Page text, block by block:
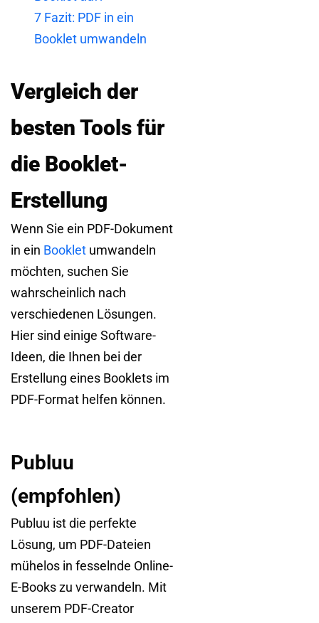
7 Fazit: PDF in ein
Booklet umwandeln
Vergleich der
besten Tools für
die Booklet-
Erstellung
Wenn Sie ein PDF-Dokument
in ein Booklet umwandeln
möchten, suchen Sie
wahrscheinlich nach
verschiedenen Lösungen.
Hier sind einige Software-
Ideen, die Ihnen bei der
Erstellung eines Booklets im
PDF-Format helfen können.
Publuu
(empfohlen)
Publuu ist die perfekte
Lösung, um PDF-Dateien
mühelos in fesselnde Online-
E-Books zu verwandeln. Mit
unserem PDF-Creator